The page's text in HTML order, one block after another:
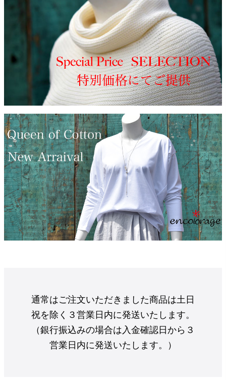
通常はご注文いただきました商品は土日
祝を除く３営業日内に発送いたします。
（銀行振込みの場合は入金確認日から３
営業日内に発送いたします。）